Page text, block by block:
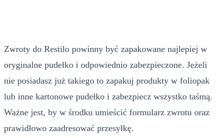
Zwroty do Restilo powinny być zapakowane najlepiej w
oryginalne pudełko i odpowiednio zabezpieczone. Jeżeli
nie posiadasz już takiego to zapakuj produkty w foliopak
lub inne kartonowe pudełko i zabezpiecz wszystko taśmą.
Ważne jest, by w środku umieścić formularz zwrotu oraz
prawidłowo zaadresować przesyłkę.